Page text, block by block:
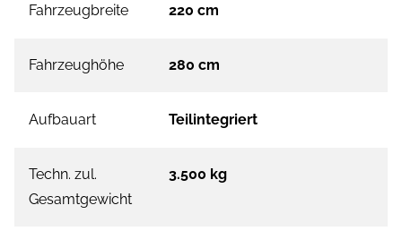
Fahrzeugbreite 220 cm
Fahrzeughöhe 280 cm
Aufbauart Teilintegriert
Techn. zul.
Gesamtgewicht
3.500 kg